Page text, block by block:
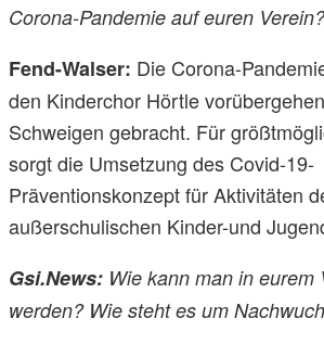
Corona-Pandemie auf euren
Fend-Walser: Die Corona-
den Kinderchor Hörtle
Schweigen gebracht. Für
sorgt die Umsetzung des Covid-19-
Präventionskonzept für Aktivitäten
außerschulischen Kinder-und
Gsi.News: Wie kann man in eurem
werden? Wie steht es um